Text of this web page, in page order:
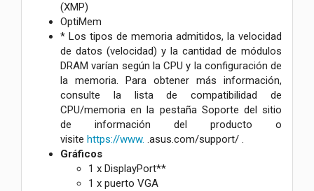
(XMP)
OptiMem
* Los tipos de memoria admitidos, la velocidad
de datos (velocidad) y la cantidad de módulos
DRAM varían según la CPU y la configuración de
la memoria. Para obtener más información,
consulte la lista de compatibilidad de
CPU/memoria en la pestaña Soporte del sitio
de información del producto o
visite https://www. .asus.com/support/ .
Gráficos
1 x DisplayPort**
1 x puerto VGA